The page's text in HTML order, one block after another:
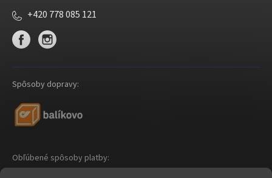
+420 778 085 121
Spôsoby dopravy:
Obľúbené spôsoby platby: